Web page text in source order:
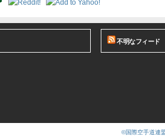
不明なフィード
©国際空手道連